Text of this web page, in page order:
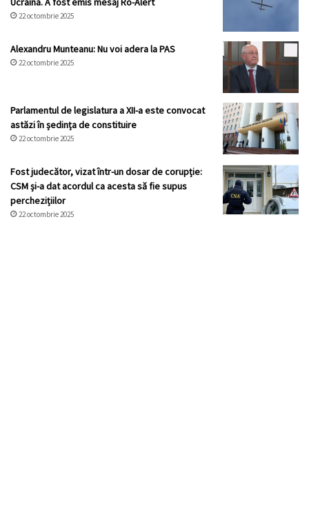
22 octombrie 2025
Alexandru Munteanu: Nu voi adera la PAS
22 octombrie 2025
Parlamentul de legislatura a XII-a este convocat
astăzi în ședința de constituire
22 octombrie 2025
Fost judecător, vizat într-un dosar de corupție:
CSM și-a dat acordul ca acesta să fie supus
perchezițiilor
22 octombrie 2025